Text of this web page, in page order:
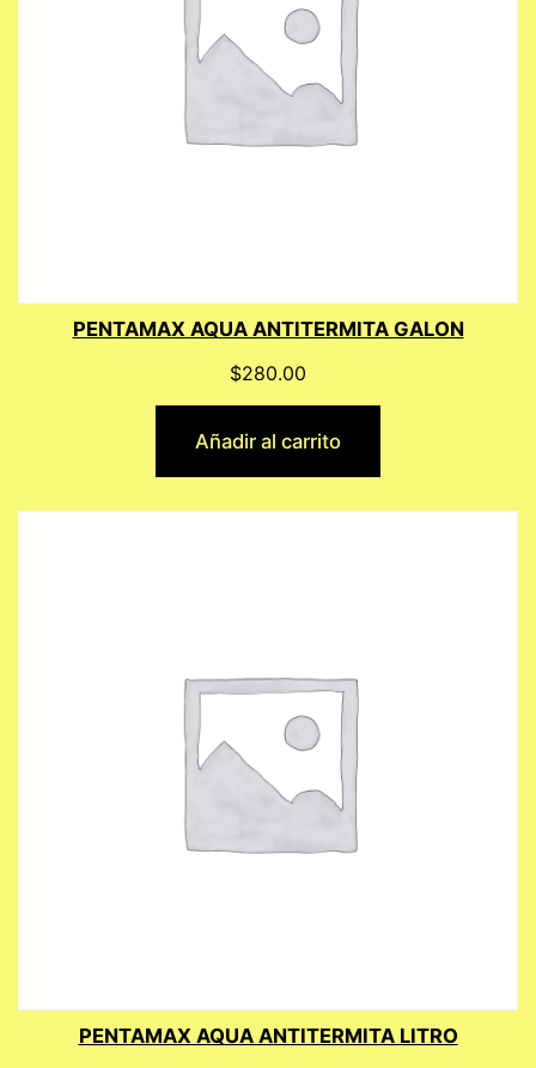
PENTAMAX AQUA ANTITERMITA GALON
$280.00
Añadir al carrito
PENTAMAX AQUA ANTITERMITA LITRO